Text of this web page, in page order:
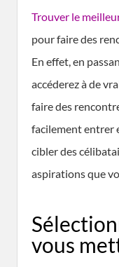
Trouver le
pour faire des
En effet, en
accéderez à de
faire des
facilement entrer
cibler des
aspirations que
vous